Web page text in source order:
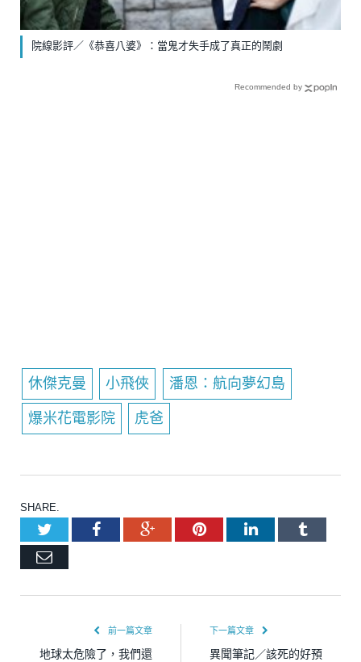
院線影評／《恭喜八婆》：當鬼才失手成了真正的鬧劇
Recommended by
休傑克曼 小飛俠 潘恩：航向夢幻島
爆米花電影院 虎爸
SHARE.
TwitterFacebookGoogle+PinterestLinkedInTumblr
Email
前一篇文章
地球太危險了，我們還
下一篇文章
異聞筆記／該死的好預